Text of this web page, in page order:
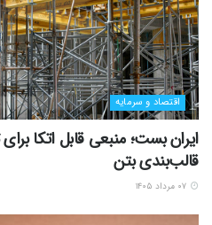
اقتصاد و سرمایه
ایران بست؛ منبعی قابل اتکا
قالب‌بندی بتن